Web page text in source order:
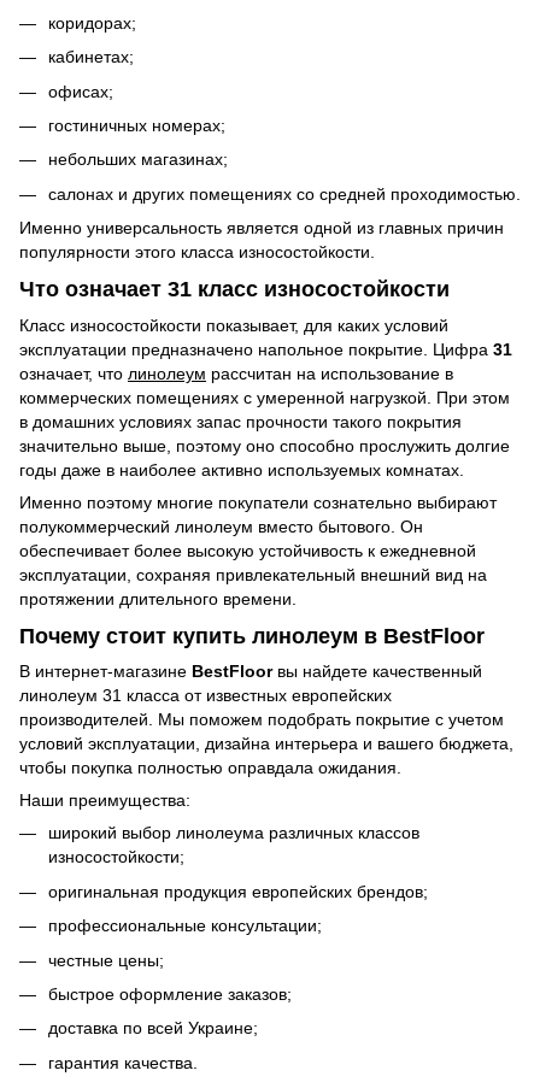
коридорах;
кабинетах;
офисах;
гостиничных номерах;
небольших магазинах;
салонах и других помещениях со средней проходимостью.
Именно универсальность является одной из главных причин
популярности этого класса износостойкости.
Что означает 31 класс износостойкости
Класс износостойкости показывает, для каких условий
эксплуатации предназначено напольное покрытие. Цифра 31
означает, что линолеум рассчитан на использование в
коммерческих помещениях с умеренной нагрузкой. При этом
в домашних условиях запас прочности такого покрытия
значительно выше, поэтому оно способно прослужить долгие
годы даже в наиболее активно используемых комнатах.
Именно поэтому многие покупатели сознательно выбирают
полукоммерческий линолеум вместо бытового. Он
обеспечивает более высокую устойчивость к ежедневной
эксплуатации, сохраняя привлекательный внешний вид на
протяжении длительного времени.
Почему стоит купить линолеум в BestFloor
В интернет-магазине BestFloorвы найдете качественный
линолеум 31 класса от известных европейских
производителей. Мы поможем подобрать покрытие с учетом
условий эксплуатации, дизайна интерьера и вашего бюджета,
чтобы покупка полностью оправдала ожидания.
Наши преимущества:
широкий выбор линолеума различных классов
износостойкости;
оригинальная продукция европейских брендов;
профессиональные консультации;
честные цены;
быстрое оформление заказов;
доставка по всей Украине;
гарантия качества.